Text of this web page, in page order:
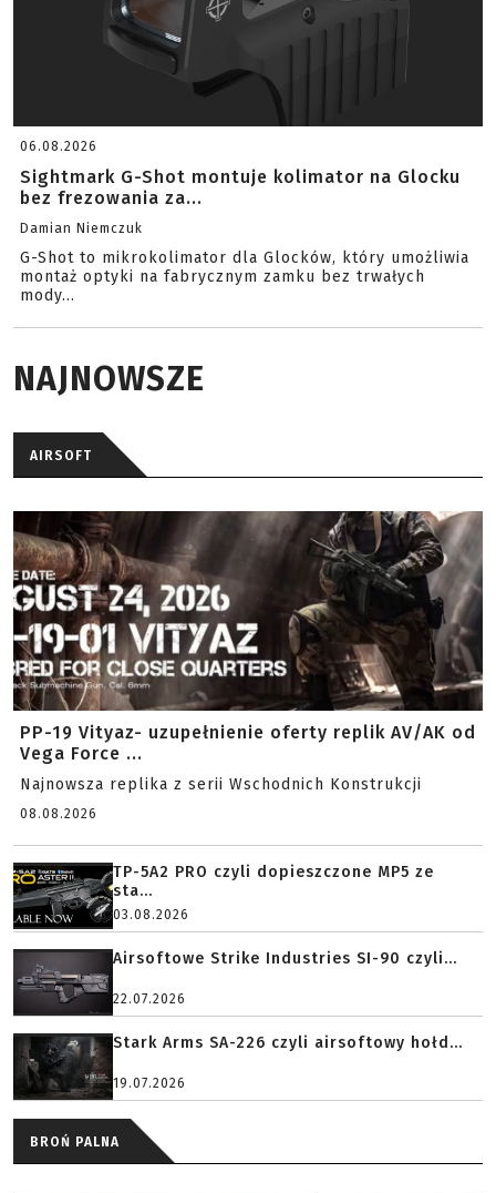
06.08.2026
Sightmark G-Shot montuje kolimator na Glocku
bez frezowania za...
Damian Niemczuk
G-Shot to mikrokolimator dla Glocków, który umożliwia
montaż optyki na fabrycznym zamku bez trwałych
mody...
NAJNOWSZE
AIRSOFT
PP-19 Vityaz- uzupełnienie oferty replik AV/AK od
Vega Force ...
Najnowsza replika z serii Wschodnich Konstrukcji
08.08.2026
TP-5A2 PRO czyli dopieszczone MP5 ze
sta...
03.08.2026
Airsoftowe Strike Industries SI-90 czyli...
22.07.2026
Stark Arms SA-226 czyli airsoftowy hołd...
19.07.2026
BROŃ PALNA